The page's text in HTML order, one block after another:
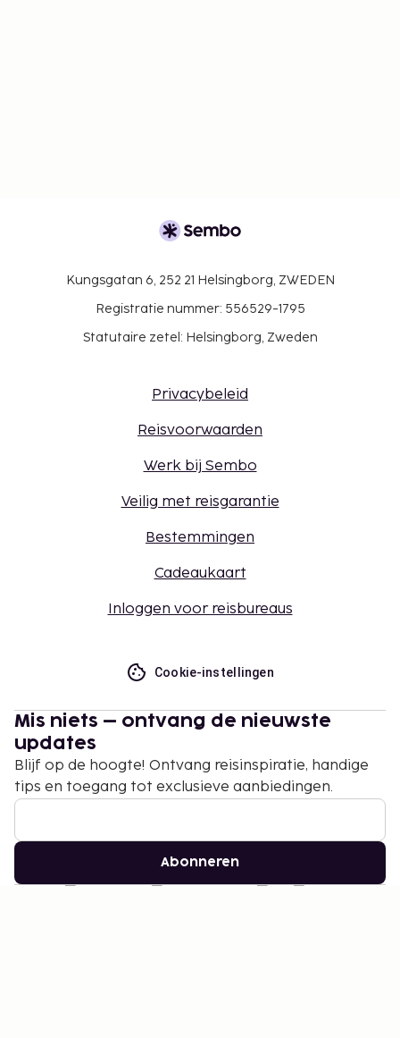
Kungsgatan 6, 252 21 Helsingborg, ZWEDEN
Registratie nummer: 556529-1795
Statutaire zetel: Helsingborg, Zweden
Privacybeleid
Reisvoorwaarden
Werk bij Sembo
Veilig met reisgarantie
Bestemmingen
Cadeaukaart
Inloggen voor reisbureaus
Cookie-instellingen
Mis niets – ontvang de nieuwste
updates
Blijf op de hoogte! Ontvang reisinspiratie, handige
tips en toegang tot exclusieve aanbiedingen.
Abonneren